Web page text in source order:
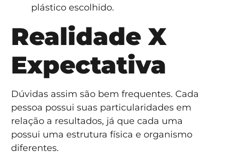
plástico escolhido.
Realidade X
Expectativa
Dúvidas assim são bem frequentes. Cada
pessoa possui suas particularidades em
relação a resultados, já que cada uma
possui uma estrutura física e organismo
diferentes.